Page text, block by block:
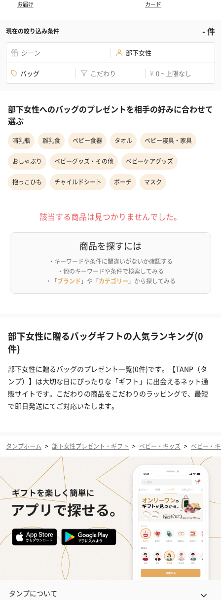
お届け
カード
現在の絞り込み条件 -件
シーン 部下女性
バッグ こだわり ¥ 0 ~ 上限なし
部下女性へのバッグのプレゼントを相手の好みに合わせて
選ぶ
哺乳瓶 離乳食 ベビー食器 タオル ベビー寝具・家具
おしゃぶり ベビーグッズ・その他 ベビーケアグッズ
抱っこひも チャイルドシート ポーチ マスク
該当する商品は見つかりませんでした。
商品を探すには
・キーワードや条件に間違いがないか確認する
・他のキーワードや条件で検索してみる
・「ブランド 」や「カテゴリー 」から探してみる
部下女性に贈るバッグギフトの人気ランキング(0
件)
部下女性に贈るバッグのプレゼント一覧(0件)です。【TANP（タ
ンプ）】は大切な日にぴったりな「ギフト」に出会えるネット通
販サイトです。こだわりの商品をこだわりのラッピングで、最短
で即日発送にてご対応いたします。
タンプホーム > 部下女性プレゼント・ギフト > ベビー・キッズ > ベビー・
タンプについて